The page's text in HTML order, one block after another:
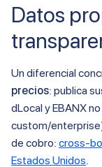
Datos
Un diferencial
precios: publica
dLocal y EBANX
custom/
de cobro: cross-
Estados Unidos.